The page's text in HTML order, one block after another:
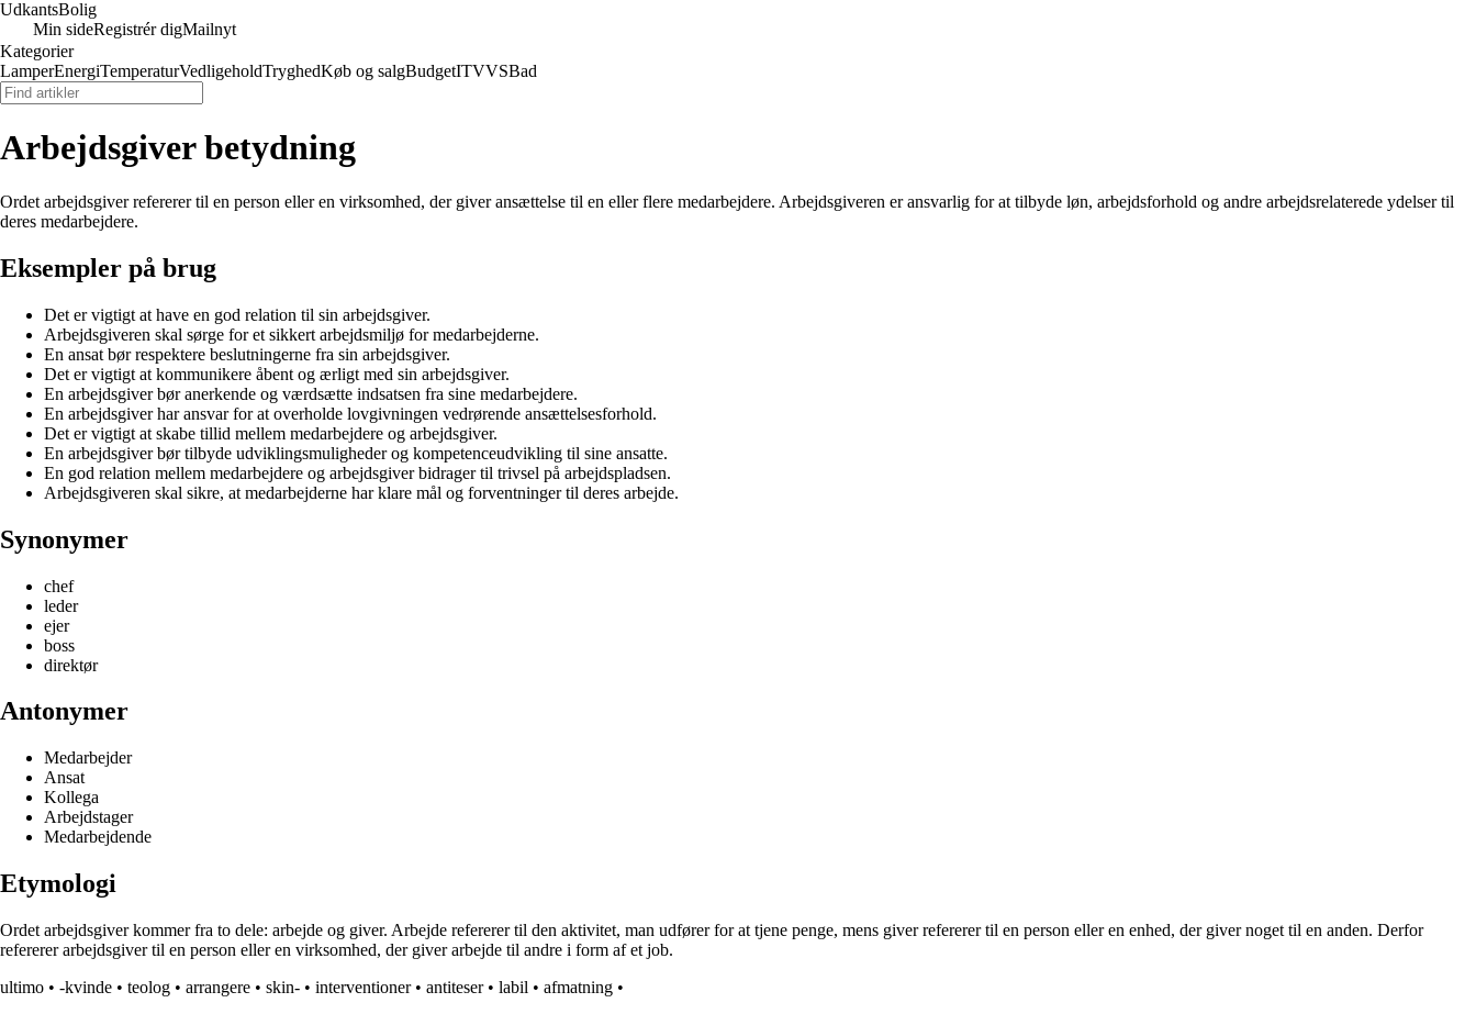
UdkantsBolig
Min sideRegistrér digMailnyt
Kategorier
LamperEnergiTemperaturVedligeholdTryghedKøb og salgBudgetITVVSBad
Arbejdsgiver betydning
Ordet arbejdsgiver refererer til en person eller en virksomhed, der giver ansættelse til en eller flere medarbejdere. Arbejdsgiveren er ansvarlig for at tilbyde løn, arbejdsforhold og andre arbejdsrelaterede ydelser til
deres medarbejdere.
Eksempler på brug
Det er vigtigt at have en god relation til sin arbejdsgiver.
Arbejdsgiveren skal sørge for et sikkert arbejdsmiljø for medarbejderne.
En ansat bør respektere beslutningerne fra sin arbejdsgiver.
Det er vigtigt at kommunikere åbent og ærligt med sin arbejdsgiver.
En arbejdsgiver bør anerkende og værdsætte indsatsen fra sine medarbejdere.
En arbejdsgiver har ansvar for at overholde lovgivningen vedrørende ansættelsesforhold.
Det er vigtigt at skabe tillid mellem medarbejdere og arbejdsgiver.
En arbejdsgiver bør tilbyde udviklingsmuligheder og kompetenceudvikling til sine ansatte.
En god relation mellem medarbejdere og arbejdsgiver bidrager til trivsel på arbejdspladsen.
Arbejdsgiveren skal sikre, at medarbejderne har klare mål og forventninger til deres arbejde.
Synonymer
chef
leder
ejer
boss
direktør
Antonymer
Medarbejder
Ansat
Kollega
Arbejdstager
Medarbejdende
Etymologi
Ordet arbejdsgiver kommer fra to dele: arbejde og giver. Arbejde refererer til den aktivitet, man udfører for at tjene penge, mens giver refererer til en person eller en enhed, der giver noget til en anden. Derfor
refererer arbejdsgiver til en person eller en virksomhed, der giver arbejde til andre i form af et job.
ultimo • -kvinde • teolog • arrangere • skin- • interventioner• antiteser• labil • afmatning •